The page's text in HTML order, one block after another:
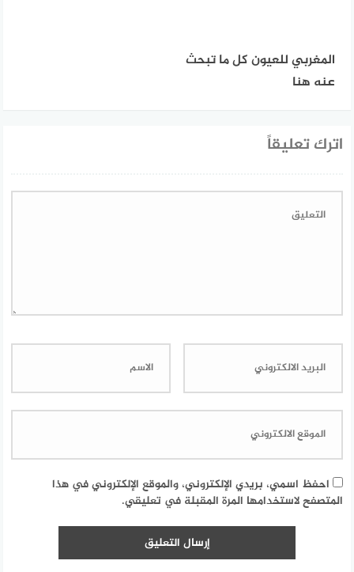
المغربي للعيون كل ما تبحث
عنه هنا
اترك تعليقاً
احفظ اسمي، بريدي الإلكتروني، والموقع الإلكتروني في هذا
المتصفح لاستخدامها المرة المقبلة في تعليقي.